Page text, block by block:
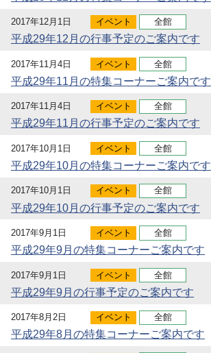
2017年12月1日 イベント 全館
平成29年12月の行事予定のご案内です
2017年11月4日 イベント 全館
平成29年11月の特集コーナーご案内です
2017年11月4日 イベント 全館
平成29年11月の行事予定のご案内です
2017年10月1日 イベント 全館
平成29年10月の特集コーナーご案内です
2017年10月1日 イベント 全館
平成29年10月の行事予定のご案内です
2017年9月1日 イベント 全館
平成29年9月の特集コーナーご案内です
2017年9月1日 イベント 全館
平成29年9月の行事予定のご案内です
2017年8月2日 イベント 全館
平成29年8月の特集コーナーご案内です